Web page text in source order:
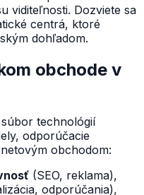
viditeľnosti. Dozviete sa
centrá, ktoré
dohľadom.
obchode v
technológií
odporúčacie
obchodom:
(SEO, reklama),
odporúčania),